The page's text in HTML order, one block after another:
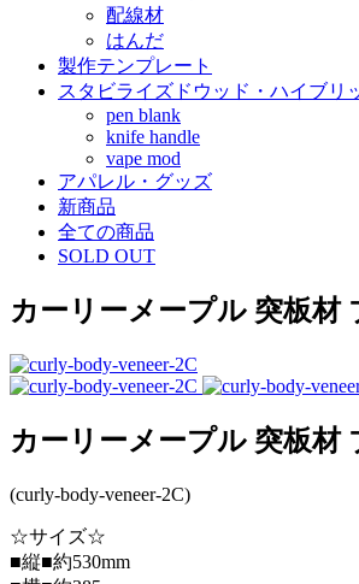
配線材
はんだ
製作テンプレート
スタビライズドウッド・ハイブリ
pen blank
knife handle
vape mod
アパレル・グッズ
新商品
全ての商品
SOLD OUT
カーリーメープル 突板材
カーリーメープル 突板材
(curly-body-veneer-2C)
☆サイズ☆
■縦■約530mm